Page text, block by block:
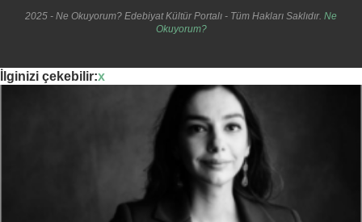
2025 - Ne Okuyorum? Edebiyat Kültür Portalı - Tüm Hakları Saklıdır. Ne
Okuyorum?
İlginizi çekebilir:x